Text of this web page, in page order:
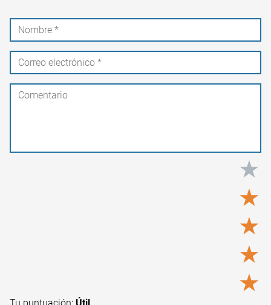
★
★
★
★
★
Tu puntuación: Útil